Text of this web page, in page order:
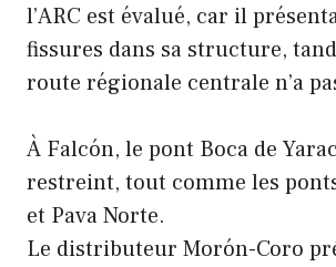
l’ARC est évalué, car il
fissures dans sa structure,
route régionale centrale n’a
À Falcón, le pont Boca de
restreint, tout comme les
et Pava Norte.
Le distributeur Morón-Coro